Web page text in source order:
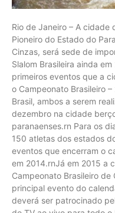
Rio de Janeiro – A cidade
Pioneiro do Estado do
Cinzas, será sede de
Slalom Brasileira ainda
primeiros eventos que a
o Campeonato Brasileiro
Brasil, ambos a serem
dezembro na cidade
paranaenses.rn Para os
150 atletas dos estados
eventos que encerram o
em 2014.rnJá em 2015 a
Campeonato Brasileiro de
principal evento do
deverá ser patrocinado